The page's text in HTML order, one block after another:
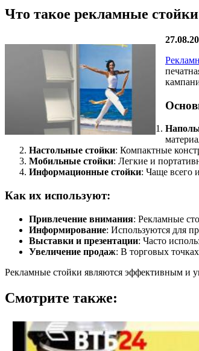
Что такое рекламные
Настольные стойки: Компактные
Мобильные стойки: Легкие и
Информационные стойки: Чаще всего
Как их используют:
Привлечение внимания: Рекламные
Информирование: Используются для
Выставки и презентации: Часто
Увеличение продаж: В торговых
Рекламные стойки являются эффективным и
Смотрите также: